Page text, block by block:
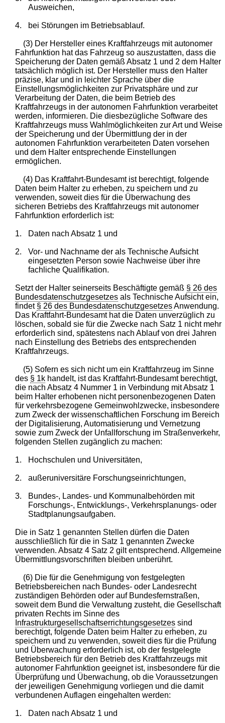
Ausweichen,
4. bei Störungen im Betriebsablauf.
(3) Der Hersteller eines Kraftfahrzeugs mit autonomer
Fahrfunktion hat das Fahrzeug so auszustatten, dass die
Speicherung der Daten gemäß Absatz 1 und 2 dem Halter
tatsächlich möglich ist. Der Hersteller muss den Halter
präzise, klar und in leichter Sprache über die
Einstellungsmöglichkeiten zur Privatsphäre und zur
Verarbeitung der Daten, die beim Betrieb des
Kraftfahrzeugs in der autonomen Fahrfunktion verarbeitet
werden, informieren. Die diesbezügliche Software des
Kraftfahrzeugs muss Wahlmöglichkeiten zur Art und Weise
der Speicherung und der Übermittlung der in der
autonomen Fahrfunktion verarbeiteten Daten vorsehen
und dem Halter entsprechende Einstellungen
ermöglichen.
(4) Das Kraftfahrt-Bundesamt ist berechtigt, folgende
Daten beim Halter zu erheben, zu speichern und zu
verwenden, soweit dies für die Überwachung des
sicheren Betriebs des Kraftfahrzeugs mit autonomer
Fahrfunktion erforderlich ist:
1. Daten nach Absatz 1 und
2.
Vor- und Nachname der als Technische Aufsicht
eingesetzten Person sowie Nachweise über ihre
fachliche Qualifikation.
Setzt der Halter seinerseits Beschäftigte gemäß § 26 des
Bundesdatenschutzgesetzes als Technische Aufsicht ein,
findet § 26 des BundesdatenschutzgesetzesAnwendung.
Das Kraftfahrt-Bundesamt hat die Daten unverzüglich zu
löschen, sobald sie für die Zwecke nach Satz 1 nicht mehr
erforderlich sind, spätestens nach Ablauf von drei Jahren
nach Einstellung des Betriebs des entsprechenden
Kraftfahrzeugs.
(5) Sofern es sich nicht um ein Kraftfahrzeug im Sinne
des § 1k handelt, ist das Kraftfahrt-Bundesamt berechtigt,
die nach Absatz 4 Nummer 1 in Verbindung mit Absatz 1
beim Halter erhobenen nicht personenbezogenen Daten
für verkehrsbezogene Gemeinwohlzwecke, insbesondere
zum Zweck der wissenschaftlichen Forschung im Bereich
der Digitalisierung, Automatisierung und Vernetzung
sowie zum Zweck der Unfallforschung im Straßenverkehr,
folgenden Stellen zugänglich zu machen:
1. Hochschulen und Universitäten,
2. außeruniversitäre Forschungseinrichtungen,
3.
Bundes-, Landes- und Kommunalbehörden mit
Forschungs-, Entwicklungs-, Verkehrsplanungs- oder
Stadtplanungsaufgaben.
Die in Satz 1 genannten Stellen dürfen die Daten
ausschließlich für die in Satz 1 genannten Zwecke
verwenden. Absatz 4 Satz 2 gilt entsprechend. Allgemeine
Übermittlungsvorschriften bleiben unberührt.
(6) Die für die Genehmigung von festgelegten
Betriebsbereichen nach Bundes- oder Landesrecht
zuständigen Behörden oder auf Bundesfernstraßen,
soweit dem Bund die Verwaltung zusteht, die Gesellschaft
privaten Rechts im Sinne des
Infrastrukturgesellschaftserrichtungsgesetzes sind
berechtigt, folgende Daten beim Halter zu erheben, zu
speichern und zu verwenden, soweit dies für die Prüfung
und Überwachung erforderlich ist, ob der festgelegte
Betriebsbereich für den Betrieb des Kraftfahrzeugs mit
autonomer Fahrfunktion geeignet ist, insbesondere für die
Überprüfung und Überwachung, ob die Voraussetzungen
der jeweiligen Genehmigung vorliegen und die damit
verbundenen Auflagen eingehalten werden:
1. Daten nach Absatz 1 und